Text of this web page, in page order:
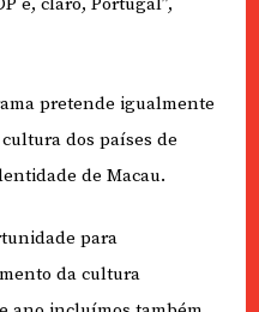
pretende igualmente
dos países de
de Macau.
para
da cultura